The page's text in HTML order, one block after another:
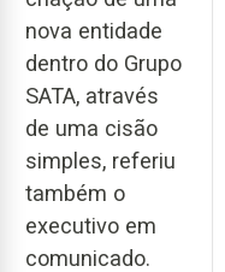
nova entidade
dentro do Grupo
SATA, através
de uma cisão
simples, referiu
também o
executivo em
comunicado.